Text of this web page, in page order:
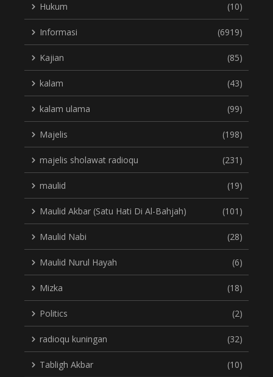
Hukum (10)
Informasi (6919)
Kajian (85)
kalam (43)
kalam ulama (99)
Majelis (198)
majelis sholawat radioqu (231)
maulid (19)
Maulid Akbar (Satu Hati Di Al-Bahjah) (101)
Maulid Nabi (28)
Maulid Nurul Hayah (6)
Mizka (18)
Politics (2)
radioqu kuningan (32)
Tabligh Akbar (10)